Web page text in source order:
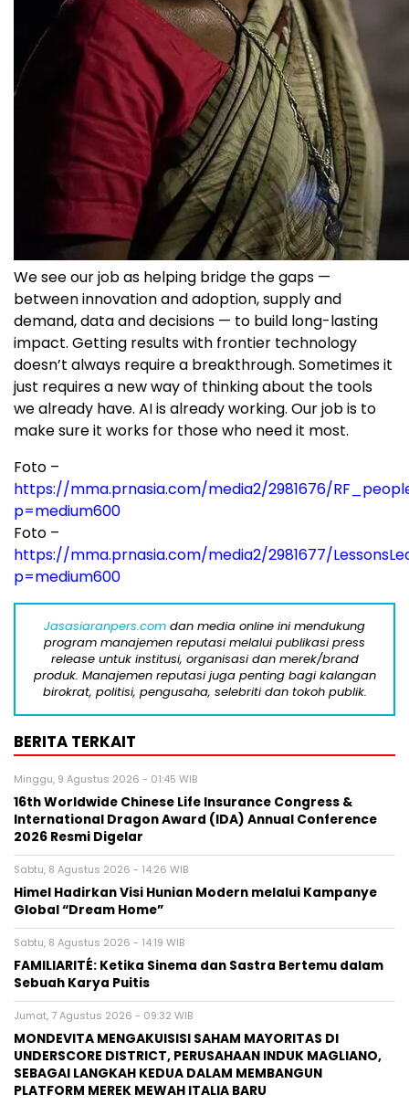
We see our job as helping bridge the gaps —
between innovation and adoption, supply and
demand, data and decisions — to build long-lasting
impact. Getting results with frontier technology
doesn’t always require a breakthrough. Sometimes it
just requires a new way of thinking about the tools
we already have. AI is already working. Our job is to
make sure it works for those who need it most.
Foto –
https://mma.prnasia.com/media2/2981676/
p=medium600
Foto –
https://mma.prnasia.com/media2/2981677/
p=medium600
Jasasiaranpers.com dan media online ini mendukung
program manajemen reputasi melalui publikasi press
release untuk institusi, organisasi dan merek/brand
produk. Manajemen reputasi juga penting bagi kalangan
birokrat, politisi, pengusaha, selebriti dan tokoh publik.
BERITA TERKAIT
Minggu, 9 Agustus 2026 - 01:45 WIB
16th Worldwide Chinese Life Insurance Congress &
International Dragon Award (IDA) Annual Conference
2026 Resmi Digelar
Sabtu, 8 Agustus 2026 - 14:26 WIB
Himel Hadirkan Visi Hunian Modern melalui Kampanye
Global “Dream Home”
Sabtu, 8 Agustus 2026 - 14:19 WIB
FAMILIARITÉ: Ketika Sinema dan Sastra Bertemu dalam
Sebuah Karya Puitis
Jumat, 7 Agustus 2026 - 09:32 WIB
MONDEVITA MENGAKUISISI SAHAM MAYORITAS DI
UNDERSCORE DISTRICT, PERUSAHAAN INDUK MAGLIANO,
SEBAGAI LANGKAH KEDUA DALAM MEMBANGUN
PLATFORM MEREK MEWAH ITALIA BARU